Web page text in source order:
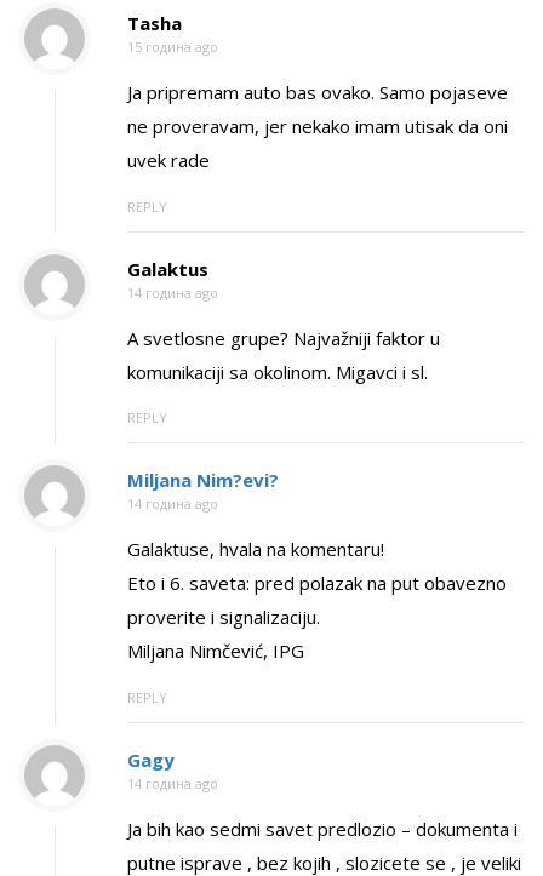
Tasha
15 година ago
Ja pripremam auto bas ovako. Samo pojaseve
ne proveravam, jer nekako imam utisak da oni
uvek rade
REPLY
Galaktus
14 година ago
A svetlosne grupe? Najvažniji faktor u
komunikaciji sa okolinom. Migavci i sl.
REPLY
Miljana Nim?evi?
14 година ago
Galaktuse, hvala na komentaru!
Eto i 6. saveta: pred polazak na put obavezno
proverite i signalizaciju.
Miljana Nimčević, IPG
REPLY
Gagy
14 година ago
Ja bih kao sedmi savet predlozio – dokumenta i
putne isprave , bez kojih , slozicete se , je veliki